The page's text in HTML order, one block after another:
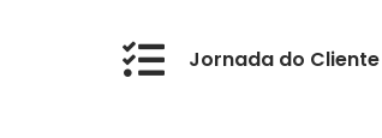
Jornada do Cliente